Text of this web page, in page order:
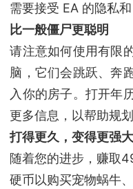
需要接受 EA 的隐私
比一般僵尸更聪明
请注意如何使用有限
脑，它们会跳跃、奔
入你的房子。打开年
更多信息，以帮助规划
打得更久，变得更强大
随着您的进步，赚取
硬币以购买宠物蜗牛、